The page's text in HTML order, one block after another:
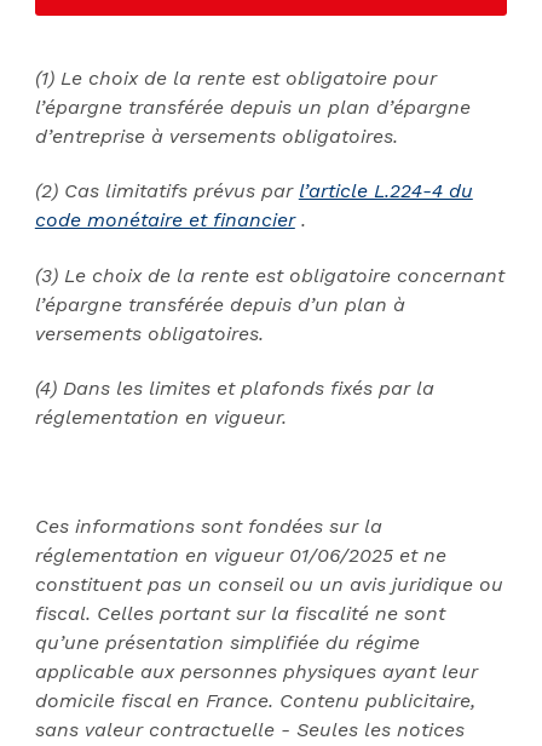
(1) Le choix de la rente est obligatoire pour
l’épargne transférée depuis un plan d’épargne
d’entreprise à versements obligatoires.
(2) Cas limitatifs prévus par l’article L.224-4 du
code monétaire et financier.
(3) Le choix de la rente est obligatoire concernant
l’épargne transférée depuis d’un plan à
versements obligatoires.
(4) Dans les limites et plafonds fixés par la
réglementation en vigueur.
Ces informations sont fondées sur la
réglementation en vigueur 01/06/2025 et ne
constituent pas un conseil ou un avis juridique ou
fiscal. Celles portant sur la fiscalité ne sont
qu’une présentation simplifiée du régime
applicable aux personnes physiques ayant leur
domicile fiscal en France. Contenu publicitaire,
sans valeur contractuelle - Seules les notices